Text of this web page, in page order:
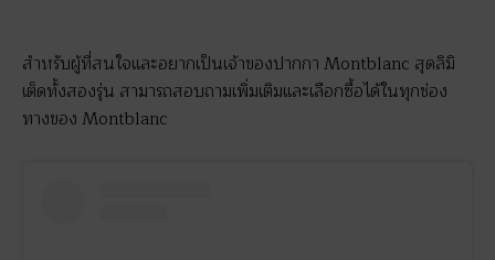
สำหรับผู้ที่สนใจและอยากเป็นเจ้าของปากกา Montblanc สุดลิมิ
เต็ดทั้งสองรุ่น สามารถสอบถามเพิ่มเติมและเลือกซื้อได้ในทุกช่อง
ทางของ Montblanc